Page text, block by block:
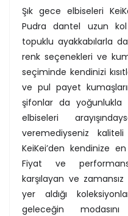
Şık gece elbiseleri
Pudra dantel uzun
topuklu ayakkabılarla
renk seçenekleri ve
seçiminde kendinizi
ve pul payet
şifonlar da
elbiseleri
veremediyseniz
KeiKei’den kendinize
Fiyat ve performans
karşılayan ve
yer aldığı
geleceğin